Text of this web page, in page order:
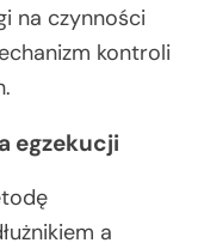
na czynności
kontroli
egzekucji
a